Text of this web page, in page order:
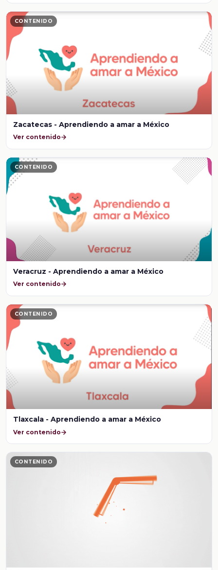
CONTENIDO
Zacatecas - Aprendiendo a amar a México
Ver contenido
CONTENIDO
Veracruz - Aprendiendo a amar a México
Ver contenido
CONTENIDO
Tlaxcala - Aprendiendo a amar a México
Ver contenido
CONTENIDO